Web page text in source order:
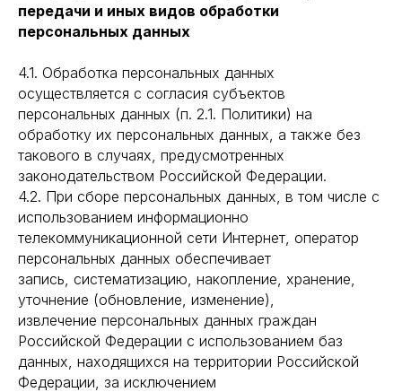
передачи и иных видов обработки
персональных данных
4.1. Обработка персональных данных
осуществляется с согласия субъектов
персональных данных (п. 2.1. Политики) на
обработку их персональных данных, а также без
такового в случаях, предусмотренных
законодательством Российской Федерации.
4.2. При сборе персональных данных, в том числе с
использованием информационно
телекоммуникационной сети Интернет, оператор
персональных данных обеспечивает
запись, систематизацию, накопление, хранение,
уточнение (обновление, изменение),
извлечение персональных данных граждан
Российской Федерации с использованием баз
данных, находящихся на территории Российской
Федерации, за исключением